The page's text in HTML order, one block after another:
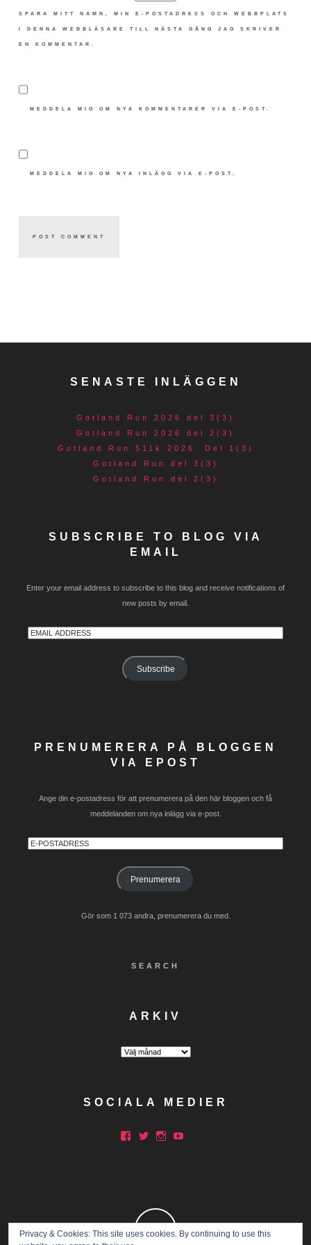
SPARA MITT NAMN, MIN E-POSTADRESS OCH WEBBPLATS
I DENNA WEBBLÄSARE TILL NÄSTA GÅNG JAG SKRIVER
EN KOMMENTAR.
MEDDELA MIG OM NYA KOMMENTARER VIA E-POST.
MEDDELA MIG OM NYA INLÄGG VIA E-POST.
SENASTE INLÄGGEN
Gotland Run 2026 del 3(3)
Gotland Run 2026 del 2(3)
Gotland Run 511k 2026. Del 1(3)
Gotland Run del 3(3)
Gotland Run del 2(3)
SUBSCRIBE TO BLOG VIA
EMAIL
Enter your email address to subscribe to this blog and receive notifications of
new posts by email.
Email
Subscribe
PRENUMERERA PÅ BLOGGEN
VIA EPOST
Ange din e-postadress för att prenumerera på den här bloggen och få
meddelanden om nya inlägg via e-post.
E-
Prenumerera
Gör som 1 073 andra, prenumerera du med.
SEARCH
ARKIV
Arkiv
SOCIALA MEDIER
Facebook
Twitter
Instagram
Privacy & Cookies: This site uses cookies. By continuing to use this